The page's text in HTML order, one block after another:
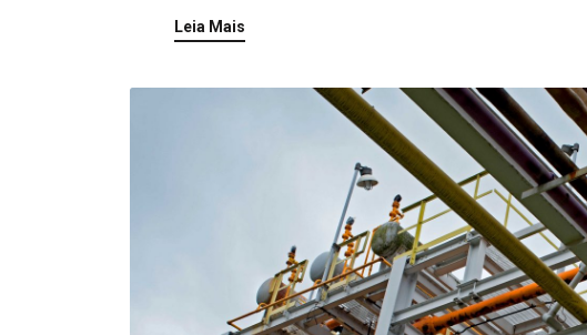
Leia Mais